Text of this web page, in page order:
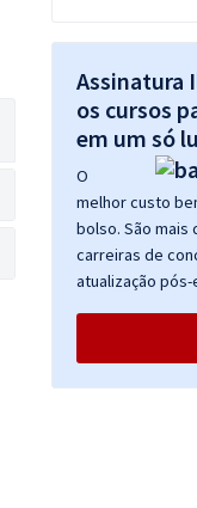
Assinatura
os cursos
em um só
O
melhor custo
bolso. São mais
carreiras de
atualização pós-